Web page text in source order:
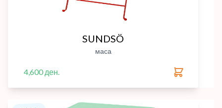
SUNDSÖ
маса
4,600 ден.